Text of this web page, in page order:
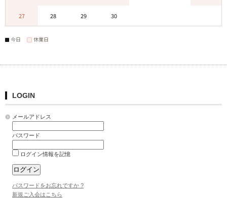
27 28 29 30
今日 休業日
LOGIN
メールアドレス
パスワード
ログイン情報を記憶
パスワードをお忘れですか ?
新規ご入会はこちら